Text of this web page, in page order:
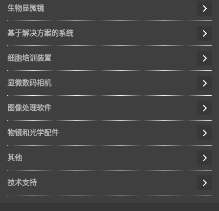
生物显微镜
基于解决方案的系统
细胞培训装置
显微数码相机
图像处理软件
物镜和光学配件
其他
技术支持